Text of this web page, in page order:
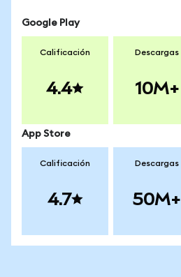
Google Play
Calificación
4.4
Descargas
10M+
App Store
Calificación
4.7
Descargas
50M+